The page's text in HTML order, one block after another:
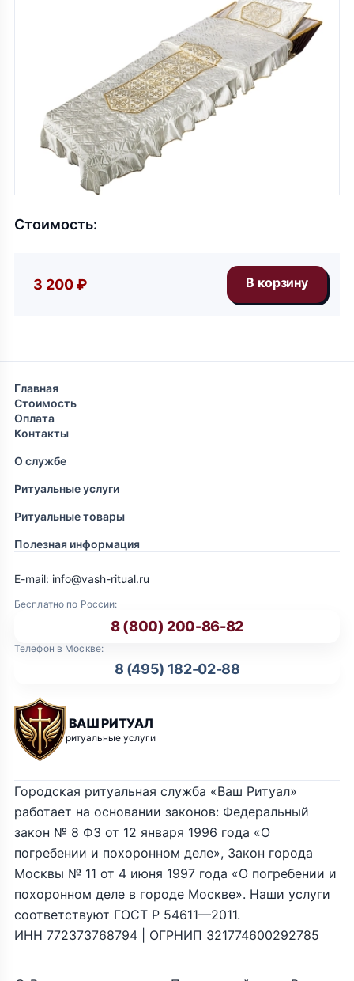
Стоимость:
3 200 ₽
Главная
Стоимость
Оплата
Контакты
О службе
Ритуальные услуги
Ритуальные товары
Полезная информация
ВАШ РИТУАЛ
ритуальные услуги
Бесплатно по России:
8 (800) 200-86-82
Телефон в Москве:
8 (495) 182-02-88
E-mail: info@vash-ritual.ru
Городская ритуальная служба «Ваш Ритуал»
работает на основании законов: Федеральный
закон № 8 ФЗ от 12 января 1996 года «О
погребении и похоронном деле», Закон города
Москвы № 11 от 4 июня 1997 года «О погребении и
похоронном деле в городе Москве». Наши услуги
соответствуют ГОСТ Р 54611—2011.
ИНН 772373768794 | ОГРНИП 321774600292785